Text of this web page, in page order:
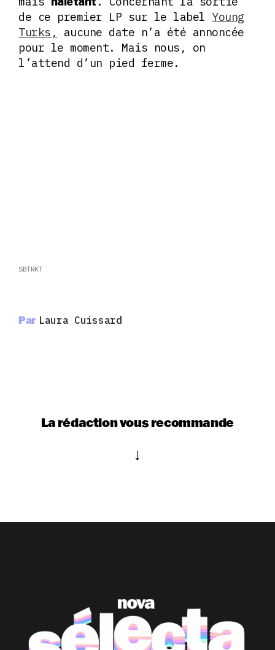
de ce premier LP sur le label Young
Turks,
aucune date n’a été annoncée
pour le moment. Mais nous, on
l’attend d’un pied ferme.
SBTRKT
Par Laura Cuissard
La rédaction vous recommande